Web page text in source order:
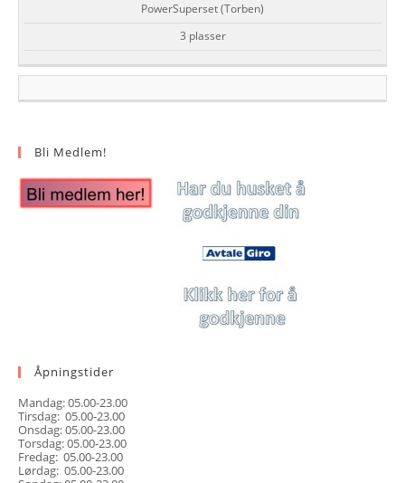
PowerSuperset (Torben)
3 plasser
Bli Medlem!
Åpningstider
Mandag: 05.00-23.00
Tirsdag: 05.00-23.00
Onsdag: 05.00-23.00
Torsdag: 05.00-23.00
Fredag: 05.00-23.00
Lørdag: 05.00-23.00